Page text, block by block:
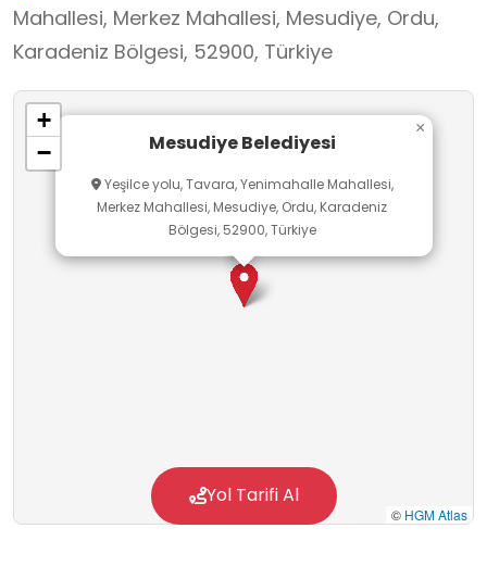
Mahallesi, Merkez Mahallesi, Mesudiye, Ordu,
Karadeniz Bölgesi, 52900, Türkiye
Mesudiye Belediyesi
Yeşilce yolu, Tavara, Yenimahalle Mahallesi,
Merkez Mahallesi, Mesudiye, Ordu, Karadeniz
Bölgesi, 52900, Türkiye
×
+
−
© HGM Atlas
Yol Tarifi Al